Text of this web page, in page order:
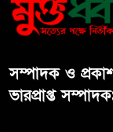
সম্পাদক ও
ভারপ্রাপ্ত